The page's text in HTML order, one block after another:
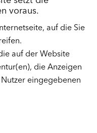
voraus.
auf die Sie
auf der Website
die Anzeigen
eingegebenen